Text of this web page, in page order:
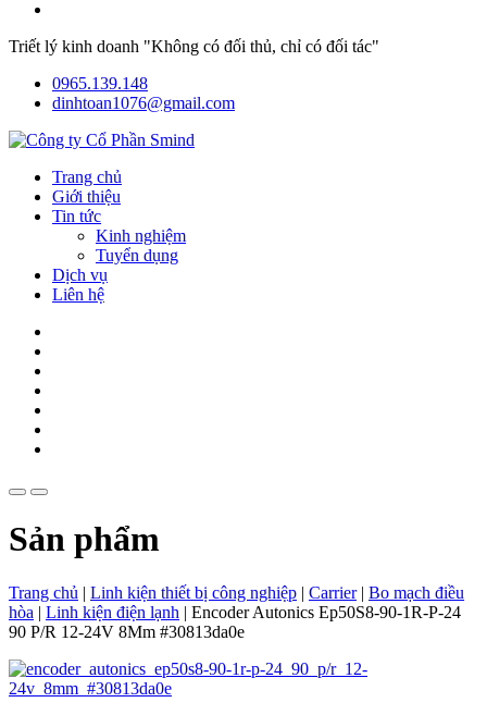
Triết lý kinh doanh "Không có đối thủ, chỉ có đối tác"
0965.139.148
dinhtoan1076@gmail.com
Trang chủ
Giới thiệu
Tin tức
Kinh nghiệm
Tuyển dụng
Dịch vụ
Liên hệ
Sản phẩm
Trang chủ | Linh kiện thiết bị công nghiệp | Carrier| Bo mạch điều
hòa | Linh kiện điện lạnh | Encoder Autonics Ep50S8-90-1R-P-24
90 P/R 12-24V 8Mm #30813da0e